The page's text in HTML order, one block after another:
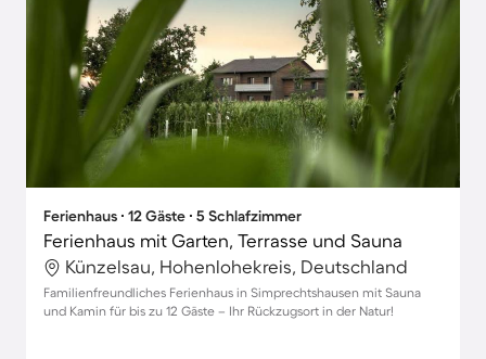
Ferienhaus ∙ 12 Gäste ∙ 5 Schlafzimmer
Ferienhaus mit Garten, Terrasse und Sauna
Künzelsau, Hohenlohekreis, Deutschland
Familienfreundliches Ferienhaus in Simprechtshausen mit Sauna
und Kamin für bis zu 12 Gäste – Ihr Rückzugsort in der Natur!